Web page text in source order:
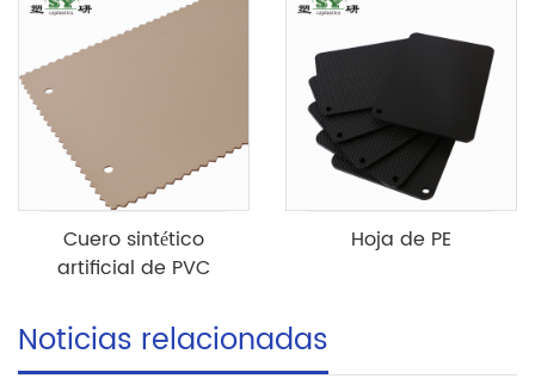
Cuero sintético
artificial de PVC
Hoja de PE
Noticias relacionadas